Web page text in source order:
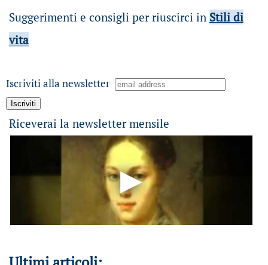
Suggerimenti e consigli per riuscirci in Stili di
vita
Iscriviti alla newsletter
Riceverai la newsletter mensile